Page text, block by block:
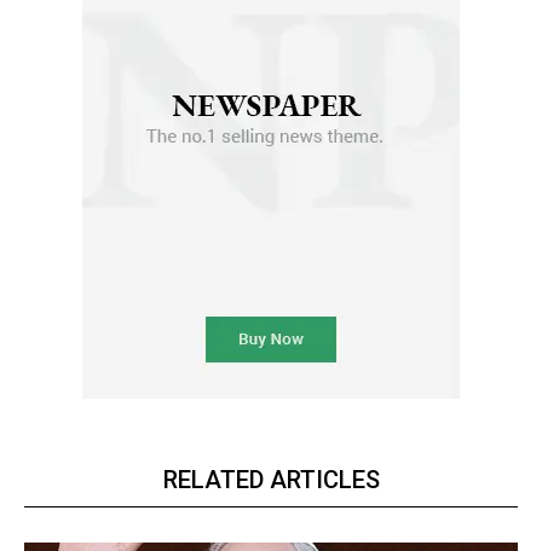
RELATED ARTICLES